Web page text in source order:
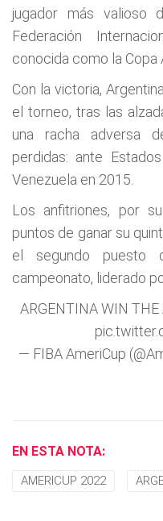
jugador más valioso
Federación
conocida como la Copa
Con la victoria,
el torneo, tras las
una racha adversa
perdidas: ante
Venezuela en 2015.
Los anfitriones, por
puntos de ganar su
el segundo puesto
campeonato, liderado
ARGENTINA WIN
— FIBA AmeriCup
EN ESTA NOTA:
AMERICUP 2022